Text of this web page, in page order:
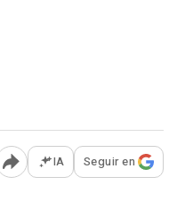
Abrir opciones para
IA Seguir en